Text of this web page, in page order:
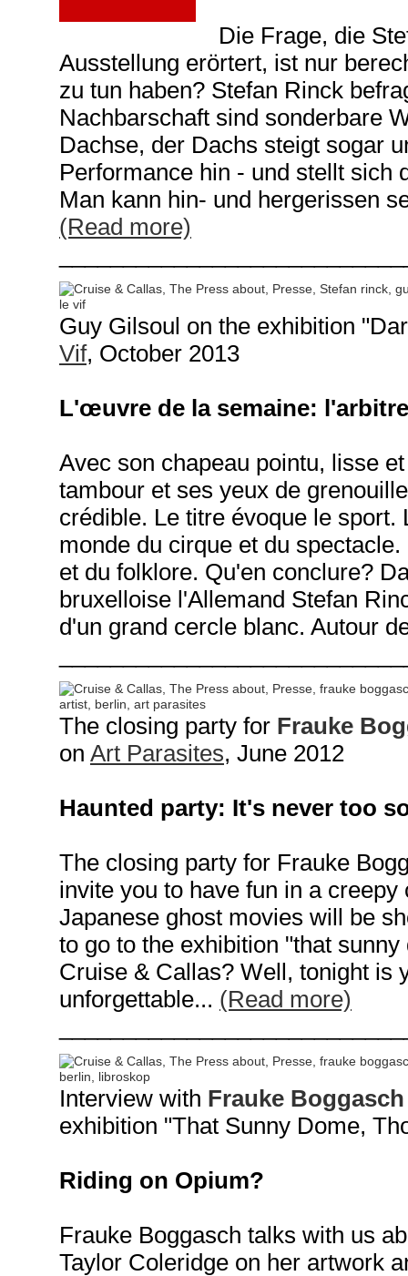
Die Frage, die
Ausstellung erörtert, ist nur
zu tun haben? Stefan Rinck
Nachbarschaft sind sonderbare
Dachse, der Dachs steigt sogar
Performance hin - und stellt sich
Man kann hin- und hergerissen
(Read more)
Guy Gilsoul on the exhibition
Vif, October 2013
L'œuvre de la semaine:
Avec son chapeau pointu, lisse
tambour et ses yeux de
crédible. Le titre évoque le
monde du cirque et du
et du folklore. Qu'en conclure?
bruxelloise l'Allemand Stefan
d'un grand cercle blanc. Autour
The closing party for Frauke
on Art Parasites, June 2012
Haunted party: It's never too
The closing party for Frauke
invite you to have fun in a
Japanese ghost movies will be
to go to the exhibition "that
Cruise & Callas? Well, tonight is
unforgettable... (Read more)
Interview with Frauke Boggasch
exhibition "That Sunny Dome,
Riding on Opium?
Frauke Boggasch talks with us
Taylor Coleridge on her artwork